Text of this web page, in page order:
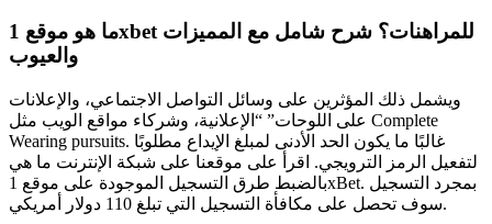
ما هو موقع 1xbet للمراهنات؟ شرح شامل مع المميزات
والعيوب
ويشمل ذلك المؤثرين على وسائل التواصل الاجتماعي، والإعلانات
على اللوحات” “الإعلانية، وشركاء مواقع الويب مثل Complete
Wearing pursuits. غالبًا ما يكون الحد الأدنى لمبلغ الإيداع مطلوبًا
لتفعيل الرمز الترويجي. اقرأ على موقعنا على شبكة الإنترنت ما هي
بالضبط طرق التسجيل الموجودة على موقع 1xBet. بمجرد التسجيل
سوف تحصل على مكافأة التسجيل التي تبلغ 110 دولار أمريكي.